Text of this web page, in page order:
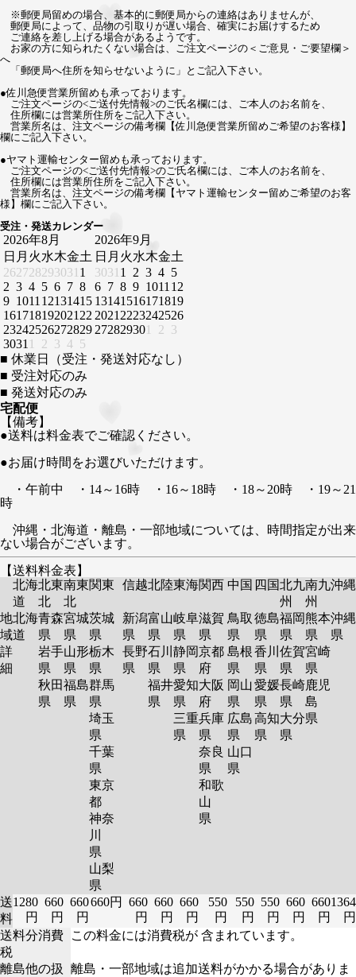
※郵便局留めの場合、基本的に郵便局からの連絡はありませんが、
郵便局によって、品物の引取りが遅い場合、確実にお届けするため
ご連絡を差し上げる場合があるようです。
お家の方に知られたくない場合は、ご注文ページの＜ご意見・ご要望欄＞
へ
「郵便局へ住所を知らせないように」とご記入下さい。
●佐川急便営業所留めも承っております。
ご注文ページの<ご送付先情報>のご氏名欄には、ご本人のお名前を、
住所欄には営業所住所をご記入下さい。
営業所名は、注文ページの備考欄【佐川急便営業所留めご希望のお客様】
欄にご記入下さい。
●ヤマト運輸センター留めも承っております。
ご注文ページの<ご送付先情報>のご氏名欄には、ご本人のお名前を、
住所欄には営業所住所をご記入下さい。
営業所名は、注文ページの備考欄【ヤマト運輸センター留めご希望のお客
様】欄にご記入下さい。
受注・発送カレンダー
2026年8月
日 月 火水木金土
262728293031 1
2 3 4 5 6 7 8
9 1011 12131415
161718192021 22
23242526272829
3031 1 2 3 4 5
2026年9月
日 月 火水木金土
3031 1 2 3 4 5
6 7 8 9 1011 12
13141516171819
2021 2223242526
272829301 2 3
■ 休業日（受注・発送対応なし）
■ 受注対応のみ
■ 発送対応のみ
宅配便
【備考】
●送料は料金表でご確認ください。
●お届け時間をお選びいただけます。
・午前中 ・14～16時 ・16～18時 ・18～20時 ・19～21
時
沖縄・北海道・離島・一部地域については、時間指定が出来
ない場合がございます。
【送料料金表】
北海
道
北東
北
南東
北
関東 信越北陸東海関西 中国 四国北九
州
南九
州
沖縄
地
域
詳
細
北海
道
青森
県
岩手
県
秋田
県
宮城
県
山形
県
福島
県
茨城
県
栃木
県
群馬
県
埼玉
県
千葉
県
東京
都
神奈
川
県
山梨
県
新潟
県
長野
県
富山
県
石川
県
福井
県
岐阜
県
静岡
県
愛知
県
三重
県
滋賀
県
京都
府
大阪
府
兵庫
県
奈良
県
和歌
山
県
鳥取
県
島根
県
岡山
県
広島
県
山口
県
徳島
県
香川
県
愛媛
県
高知
県
福岡
県
佐賀
県
長崎
県
大分
県
熊本
県
宮崎
県
鹿児
島
県
沖縄
県
送
料
1280
円
660
円
660
円
660円
660
円
660
円
660
円
550
円
550
円
550
円
660
円
660
円
1364
円
送料分消費
税
この料金には消費税が 含まれています。
離島他の扱
離島・一部地域は追加送料がかかる場合がありま